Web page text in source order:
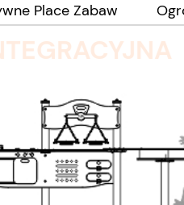
Place Zabaw